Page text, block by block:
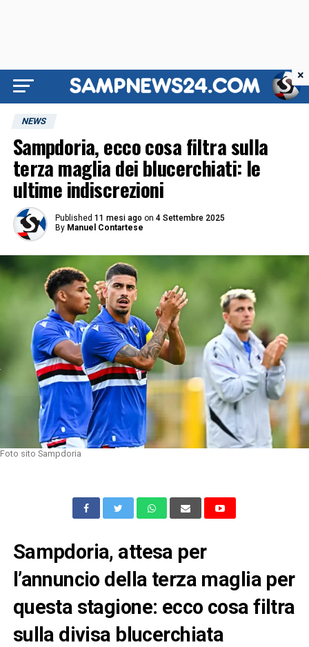
NEWS
Sampdoria, ecco cosa filtra sulla
terza maglia dei blucerchiati: le
ultime indiscrezioni
Published 11 mesi ago on 4 Settembre 2025
By Manuel Contartese
Foto sito Sampdoria
Sampdoria, attesa per
l’annuncio della terza maglia per
questa stagione: ecco cosa filtra
sulla divisa blucerchiata
×